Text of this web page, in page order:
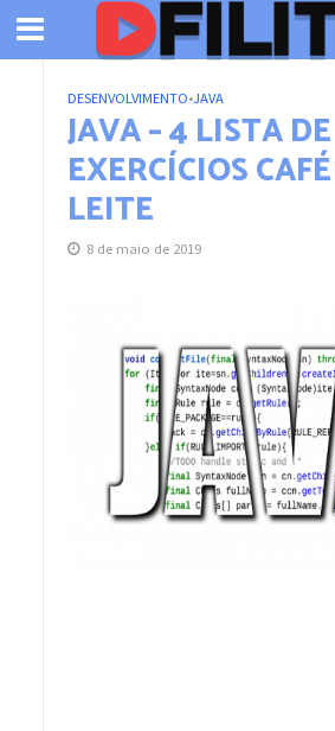
DESENVOLVIMENTO•JAVA
JAVA – 4 LISTA DE
EXERCÍCIOS
LEITE
8 de maio de 2019